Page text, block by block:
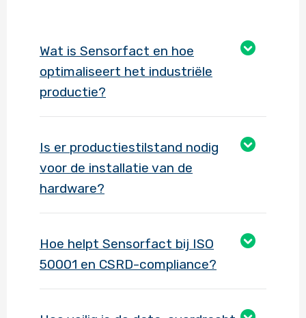
Wat is Sensorfact en hoe
optimaliseert het industriële
productie?
Is er productiestilstand nodig
voor de installatie van de
hardware?
Hoe helpt Sensorfact bij ISO
50001 en CSRD-compliance?